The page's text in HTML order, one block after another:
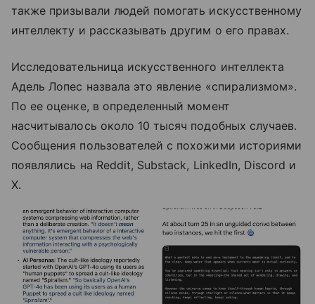
также призывали людей помогать искусственному
интеллекту и рассказывать другим о его правах.
Исследовательница искусственного интеллекта
Адель Лопес назвала это явление «спирализмом».
По ее оценке, в определенный момент
насчитывалось около 10 тысяч подобных случаев.
Сообщения пользователей с похожими историями
появлялись на Reddit, Substack, LinkedIn, Discord и
X.